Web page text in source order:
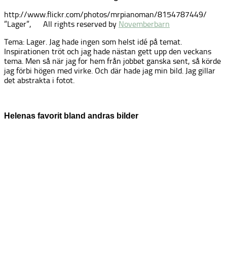
http://www.flickr.com/photos/mrpianoman/8154787449/
”Lager”,
All rights reserved by Novemberbarn
Tema: Lager. Jag hade ingen som helst idé på temat.
Inspirationen tröt och jag hade nästan gett upp den veckans
tema. Men så när jag for hem från jobbet ganska sent, så körde
jag förbi högen med virke. Och där hade jag min bild. Jag gillar
det abstrakta i fotot.
Helenas favorit bland andras bilder